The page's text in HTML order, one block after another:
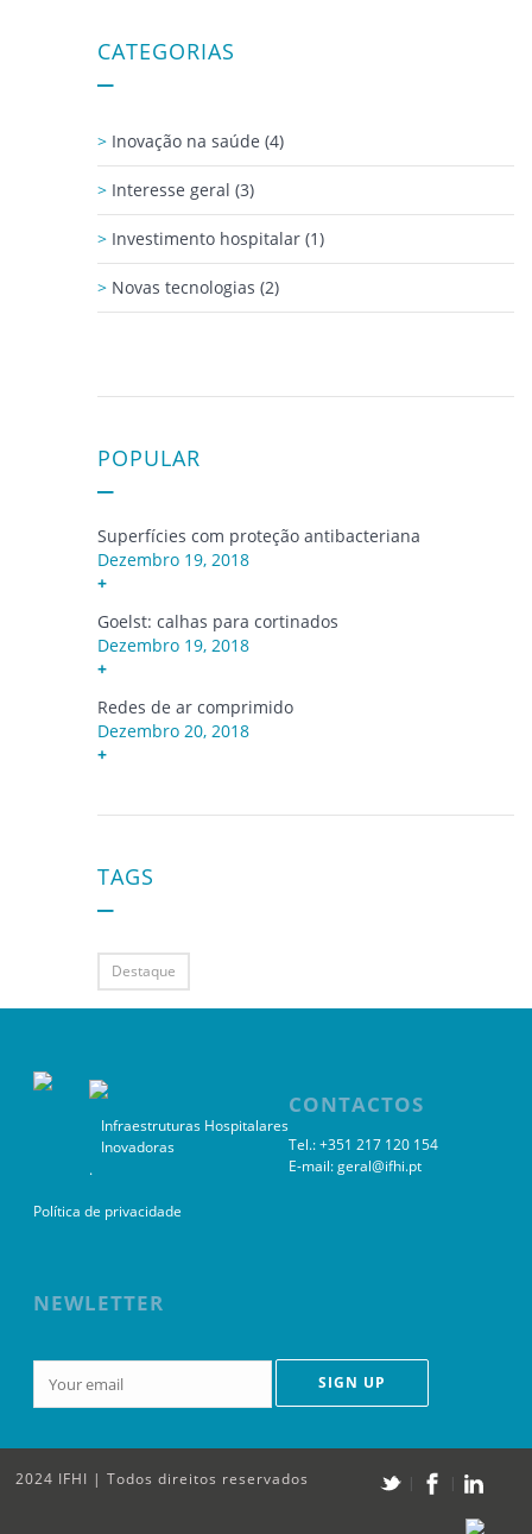
CATEGORIAS
Inovação na saúde (4)
Interesse geral (3)
Investimento hospitalar (1)
Novas tecnologias (2)
POPULAR
Superfícies com proteção antibacteriana
Dezembro 19, 2018
+
Goelst: calhas para cortinados
Dezembro 19, 2018
+
Redes de ar comprimido
Dezembro 20, 2018
+
TAGS
Destaque
Infraestruturas Hospitalares
Inovadoras
.
CONTACTOS
Tel.: +351 217 120 154
E-mail:geral@ifhi.pt
Política de privacidade
NEWLETTER
2024 IFHI | Todos direitos reservados